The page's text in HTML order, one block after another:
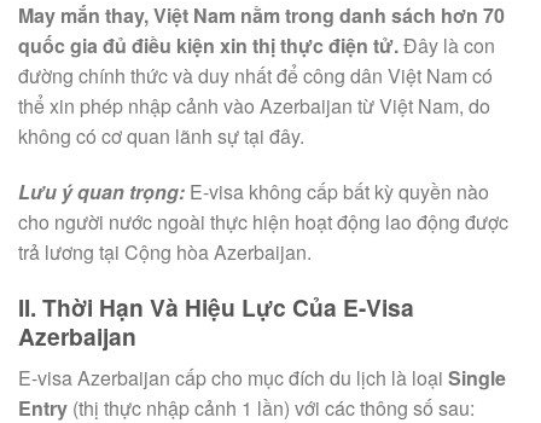
May mắn thay, Việt Nam nằm trong danh sách hơn 70
quốc gia đủ điều kiện xin thị thực điện tử.Đây là con
đường chính thức và duy nhất để công dân Việt Nam có
thể xin phép nhập cảnh vào Azerbaijan từ Việt Nam, do
không có cơ quan lãnh sự tại đây.
Lưu ý quan trọng: E-visa không cấp bất kỳ quyền nào
cho người nước ngoài thực hiện hoạt động lao động được
trả lương tại Cộng hòa Azerbaijan.
II. Thời Hạn Và Hiệu Lực Của E-Visa
Azerbaijan
E-visa Azerbaijan cấp cho mục đích du lịch là loại Single
Entry (thị thực nhập cảnh 1 lần) với các thông số sau: